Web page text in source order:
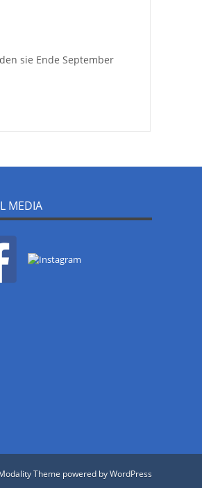
sie Ende September
MEDIA
Theme powered byWordPress